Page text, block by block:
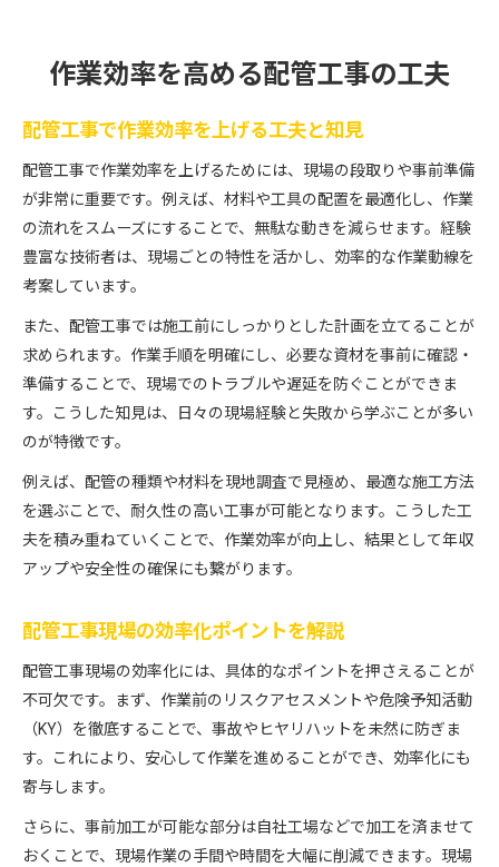
作業効率を高める配管工事の工夫
配管工事で作業効率を上げる工夫と知見
配管工事で作業効率を上げるためには、現場の段取りや事前準備
が非常に重要です。例えば、材料や工具の配置を最適化し、作業
の流れをスムーズにすることで、無駄な動きを減らせます。経験
豊富な技術者は、現場ごとの特性を活かし、効率的な作業動線を
考案しています。
また、配管工事では施工前にしっかりとした計画を立てることが
求められます。作業手順を明確にし、必要な資材を事前に確認・
準備することで、現場でのトラブルや遅延を防ぐことができま
す。こうした知見は、日々の現場経験と失敗から学ぶことが多い
のが特徴です。
例えば、配管の種類や材料を現地調査で見極め、最適な施工方法
を選ぶことで、耐久性の高い工事が可能となります。こうした工
夫を積み重ねていくことで、作業効率が向上し、結果として年収
アップや安全性の確保にも繋がります。
配管工事現場の効率化ポイントを解説
配管工事現場の効率化には、具体的なポイントを押さえることが
不可欠です。まず、作業前のリスクアセスメントや危険予知活動
（KY）を徹底することで、事故やヒヤリハットを未然に防ぎま
す。これにより、安心して作業を進めることができ、効率化にも
寄与します。
さらに、事前加工が可能な部分は自社工場などで加工を済ませて
おくことで、現場作業の手間や時間を大幅に削減できます。現場